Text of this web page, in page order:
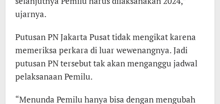
ujarnya.
Putusan PN Jakarta Pusat tidak mengikat karena
memeriksa perkara di luar wewenangnya. Jadi
putusan PN tersebut tak akan menganggu jadwal
pelaksanaan Pemilu.
“Menunda Pemilu hanya bisa dengan mengubah